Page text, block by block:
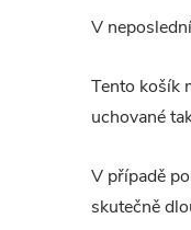
V
Tento košík
uchované
V případě
skutečně